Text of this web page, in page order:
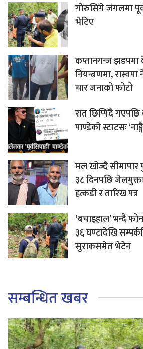
गोरुसिंगे जंगलमा
भेटिए
कप्तानगन्ज झडपमा
नियन्त्रणमा,
चार जनाको फोटो
रात छिप्पिँदै गएपछि
पाण्डेको स्टाटसः
मल खोज्दै
३८ दिनपछि
हत्कडी र तारिख पत्र
‘बचाइहाल’ भन्दै
३६ घण्टादेखि
सुराकसमेत भेटेन
सम्बन्धित खबर